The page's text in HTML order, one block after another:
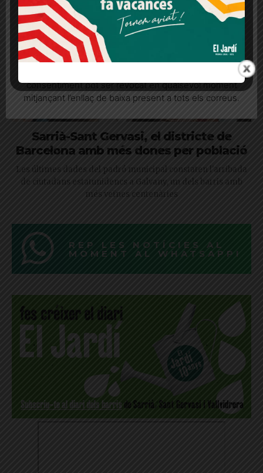
Sarrià-Sant Gervasi, el districte de
Barcelona amb més dones per població
Les últimes dades del padró municipal constaten l'arribada
de ciutadans estatunidencs a Galvany, un dels barris amb
més veïnes centenàries
REP LES NOTÍCIES AL
MOMENT AL WHATSAPP!
Més informació Acceptar Rebutjar tot
Quan l’usuari crea un compte al Diari el Jardí, dona el
seu consentiment explícit per rebre comunicacions
consentiment pot ser revocat en qualsevol moment
mitjançant l’enllaç de baixa present a tots els correus.